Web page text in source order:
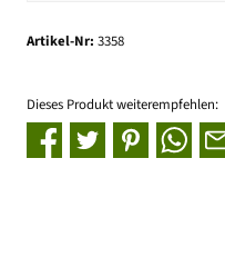
Artikel-Nr: 3358
Dieses Produkt weiterempfehlen: